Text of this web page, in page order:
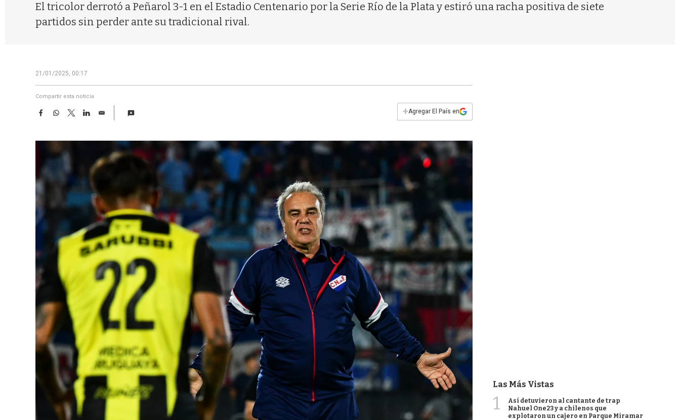
El tricolor derrotó a Peñarol 3-1 en el Estadio Centenario por la Serie Río de la Plata y estiró una racha positiva de siete
partidos sin perder ante su tradicional rival.
21/01/2025, 00:17
Compartir esta noticia
F
e
o
o
k
W
t
s
A
p
T
w
t
L
k
I
E
i
+Agregar El País en
Las Más Vistas
1
Así detuvieron al cantante de trap
Nahuel One23 y a chilenos que
explotaron un cajero en Parque Miramar